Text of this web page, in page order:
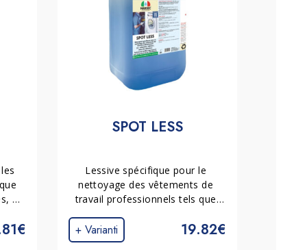
SPOT LESS
Lessive spécifique pour le
nettoyage des vêtements de
travail professionnels tels que
blouses. Élimine graisses
synthétiques, huiles minérales et
+ Varianti 19.82€